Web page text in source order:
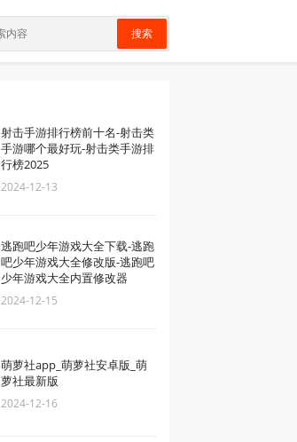
搜索
射击手游排行榜前十名-射击类
手游哪个最好玩-射击类手游排
行榜2025
2024-12-13
逃跑吧少年游戏大全下载-逃跑
吧少年游戏大全修改版-逃跑吧
少年游戏大全内置修改器
2024-12-15
萌萝社app_萌萝社安卓版_萌
萝社最新版
2024-12-16